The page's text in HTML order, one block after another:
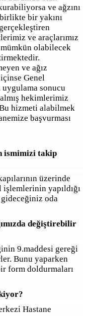
ve ağzını
bir yakını
ve araçlarımız
olabilecek
ve ağız
Genel
sonucu
hekimlerimiz
hizmeti alabilmek
başvurması
ismimizi takip
üzerinde
yapıldığı
oda
değiştirebilir
9.maddesi gereği
Bunu yaparken
form doldurmaları
Hastane